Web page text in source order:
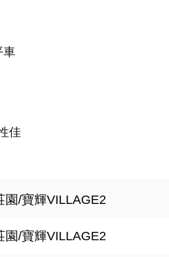
車
佳
園/寶輝VILLAGE2
園/寶輝VILLAGE2